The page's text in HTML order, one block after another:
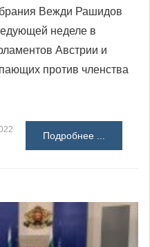
Вежди Рашидов
неделе в
Австрии и
против членства
Подробнее ...